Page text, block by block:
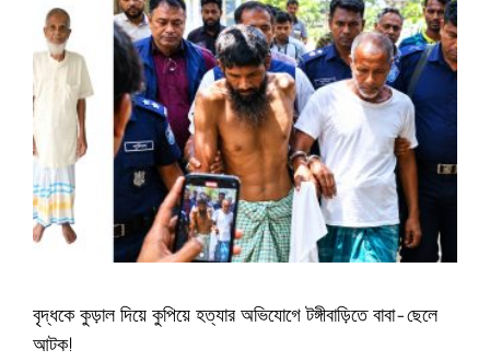
বৃদ্ধকে কুড়াল দিয়ে কুপিয়ে হত্যার অভিযোগে টঙ্গীবাড়িতে বাবা-ছেলে
আটক!